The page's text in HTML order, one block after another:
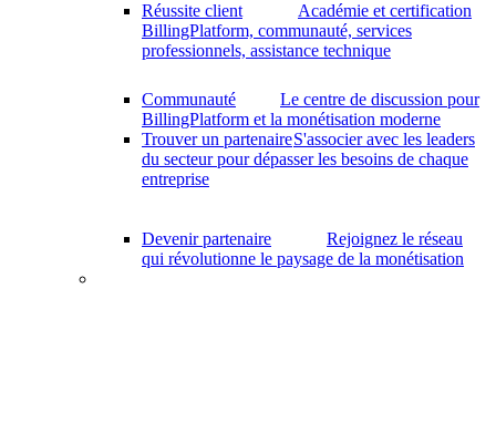
Réussite client
Académie et certification
BillingPlatform, communauté, services
professionnels, assistance technique
Communauté
Le centre de discussion pour
BillingPlatform et la monétisation moderne
Trouver un partenaireS'associer avec les leaders
du secteur pour dépasser les besoins de chaque
entreprise
Devenir partenaire
Rejoignez le réseau
qui révolutionne le paysage de la monétisation